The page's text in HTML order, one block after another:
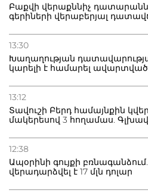
Բաքվի վերաքննիչ
գերիների վերաբերյալ
13:30
Խաղաղության
կարելի է համարել ավարտված
13:12
Տավուշի Բերդ համայնքին
մակերեսով 3 հողամաս.
12:38
Ապօրինի գույքի
վերադարձվել է 17 մլն դոլար